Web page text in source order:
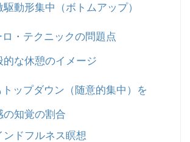
駆動形集中（ボトムアップ）
・テクニックの問題点
的な休憩のイメージ
ップダウン（随意的集中）を
の知覚の割合
ンドフルネス瞑想